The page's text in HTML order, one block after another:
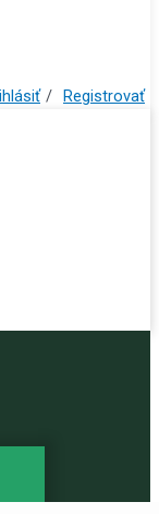
/ Registrovať